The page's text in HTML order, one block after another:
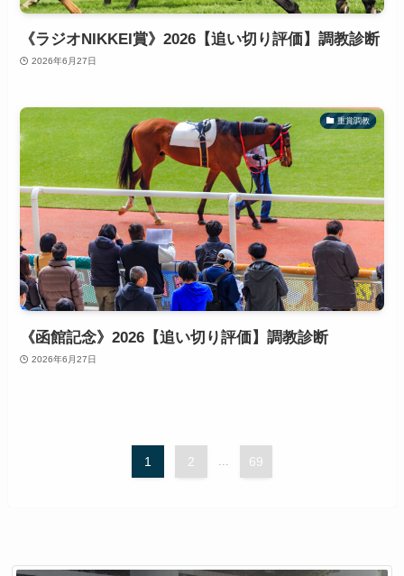
《ラジオNIKKEI賞》2026【追い切り評価】調教診断
2026年6月27日
重賞調教
《函館記念》2026【追い切り評価】調教診断
2026年6月27日
1 2 ... 69